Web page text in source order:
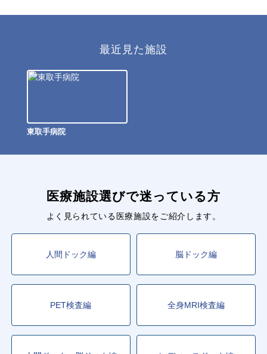
最近見た施設
東取手病院
医療施設選びで迷っている方
よく見られている医療施設をご紹介します。
人間ドック編 脳ドック編
PET検査編 全身MRI検査編